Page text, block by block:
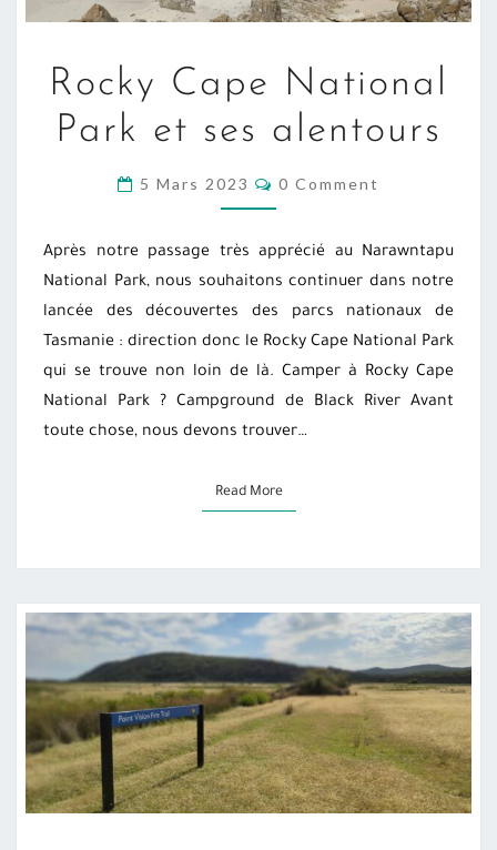
CAPE
NATIONAL
PARK
Rocky Cape National
Park et ses alentours
5 Mars 2023 COMMENTS
0 Comment
Après notre passage très apprécié au Narawntapu
National Park, nous souhaitons continuer dans notre
lancée des découvertes des parcs nationaux de
Tasmanie : direction donc le Rocky Cape National Park
qui se trouve non loin de là. Camper à Rocky Cape
National Park ? Campground de Black River Avant
toute chose, nous devons trouver…
Read MoreRead More